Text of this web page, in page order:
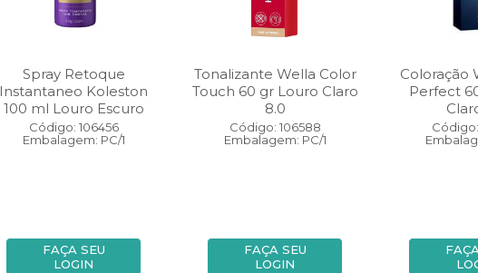
Spray Retoque
Instantaneo Koleston
100 ml Louro Escuro
Código: 106456
Embalagem: PC/1
FAÇA SEU
LOGIN
Tonalizante Wella Color
Touch 60 gr Louro Claro
8.0
Código: 106588
Embalagem: PC/1
FAÇA SEU
LOGIN
Coloração
Perfect